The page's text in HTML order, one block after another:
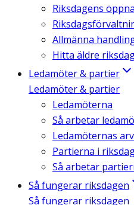
Riksdagens
Allmänna
Hitta äldre
Ledamöter & partier
Ledamöter & partier
Ledamöterna
Så arbetar
Ledamöternas
Partierna i
Så arbetar
Så fungerar riksdagen
Så fungerar riksdagen